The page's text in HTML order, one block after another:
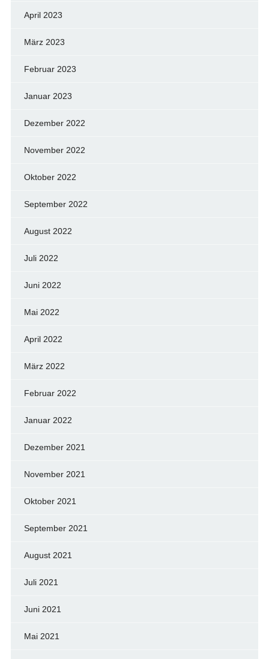
April 2023
März 2023
Februar 2023
Januar 2023
Dezember 2022
November 2022
Oktober 2022
September 2022
August 2022
Juli 2022
Juni 2022
Mai 2022
April 2022
März 2022
Februar 2022
Januar 2022
Dezember 2021
November 2021
Oktober 2021
September 2021
August 2021
Juli 2021
Juni 2021
Mai 2021